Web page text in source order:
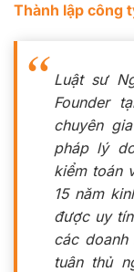
Thành lập công
Luật sư
Founder
chuyên
pháp lý
kiểm toán
15 năm
được uy
các
tuân thủ